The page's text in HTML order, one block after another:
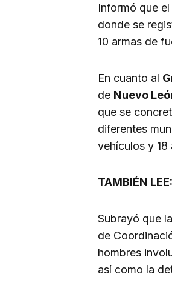
Informó que el
donde se
10 armas de
En cuanto al
de Nuevo
que se
diferentes
vehículos y 18
TAMBIÉN LEE:
Subrayó que
de
hombres
así como la